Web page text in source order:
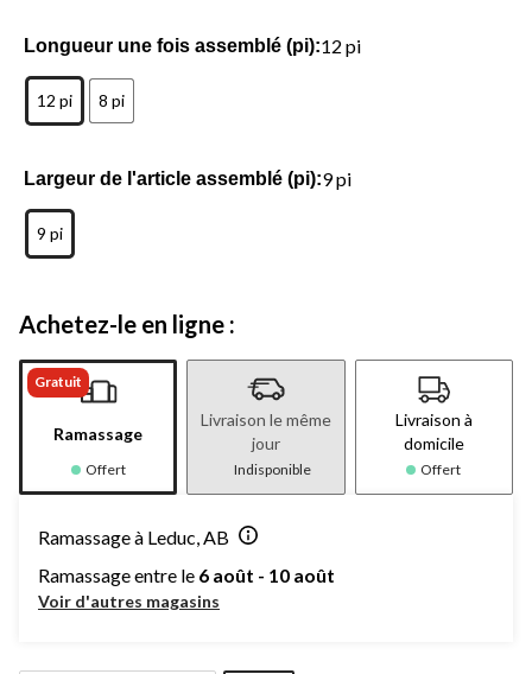
Longueur une fois assemblé (pi):12 pi
12 pi 8 pi
Largeur de l'article assemblé (pi):9 pi
9 pi
Achetez-le en ligne :
Gratuit
Ramassage
Offert
Livraison le même
jour
Indisponible
Livraison à
domicile
Offert
Ramassage à Leduc, AB
Ramassage entre le 6 août - 10 août
Voir d'autres magasins